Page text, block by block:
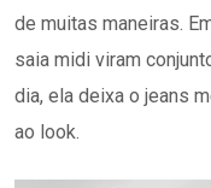
de muitas maneiras.
saia midi viram
dia, ela deixa o jeans
ao look.